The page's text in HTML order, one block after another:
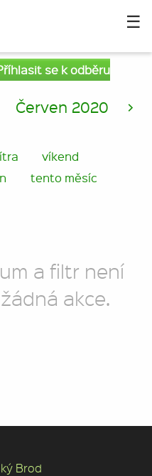
☰
se k odběru
Červen 2020 >
víkend
tento měsíc
a filtr není
akce.
Brod